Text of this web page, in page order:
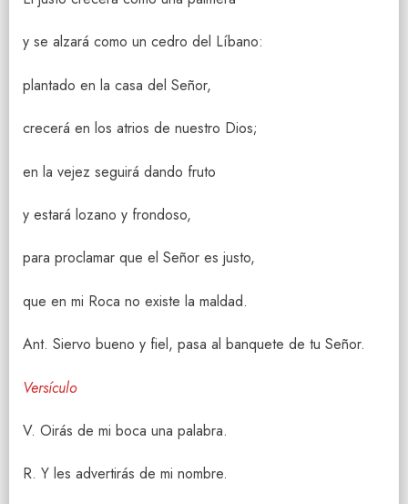
y se alzará como un cedro del Líbano:
plantado en la casa del Señor,
crecerá en los atrios de nuestro Dios;
en la vejez seguirá dando fruto
y estará lozano y frondoso,
para proclamar que el Señor es justo,
que en mi Roca no existe la maldad.
Ant. Siervo bueno y fiel, pasa al banquete de tu Señor.
Versículo
V. Oirás de mi boca una palabra.
R. Y les advertirás de mi nombre.